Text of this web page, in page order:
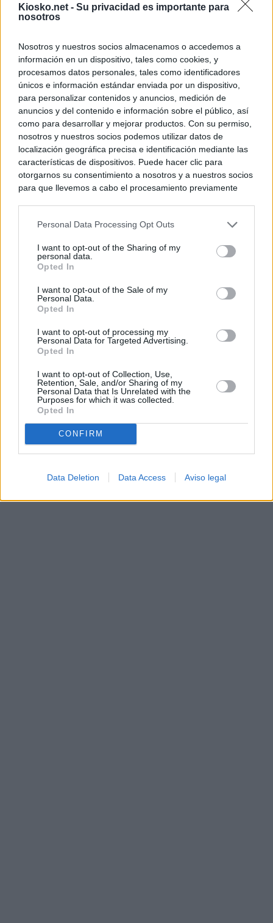
Kiosko.net - Su privacidad es importante para
nosotros
Nosotros y nuestros socios almacenamos o accedemos a
información en un dispositivo, tales como cookies, y
procesamos datos personales, tales como identificadores
únicos e información estándar enviada por un dispositivo,
para personalizar contenidos y anuncios, medición de
anuncios y del contenido e información sobre el público, así
como para desarrollar y mejorar productos. Con su permiso,
nosotros y nuestros socios podemos utilizar datos de
localización geográfica precisa e identificación mediante las
características de dispositivos. Puede hacer clic para
otorgarnos su consentimiento a nosotros y a nuestros socios
para que llevemos a cabo el procesamiento previamente
negar su consentimiento. Tenga en cuenta que algún
de su consentimiento, pero usted tiene el derecho de
rechazar tal procesamiento. Sus preferencias se aplicarán
cualquier momento entrando de nuevo en este sitio web o
visitando nuestra política de privacidad.
Personal Data Processing Opt Outs
I want to opt-out of the Sharing of my
personal data.
Opted In
I want to opt-out of the Sale of my
Personal Data.
Opted In
I want to opt-out of processing my
Personal Data for Targeted Advertising.
Opted In
I want to opt-out of Collection, Use,
Retention, Sale, and/or Sharing of my
Personal Data that Is Unrelated with the
Purposes for which it was collected.
Opted In
CONFIRM
Data Deletion Data Access Aviso legal